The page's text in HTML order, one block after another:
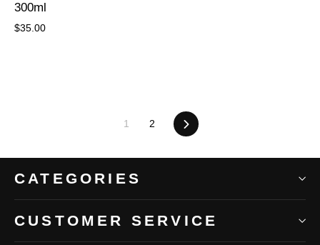
300ml
$35.00
1 2 Next
CATEGORIES
CUSTOMER SERVICE